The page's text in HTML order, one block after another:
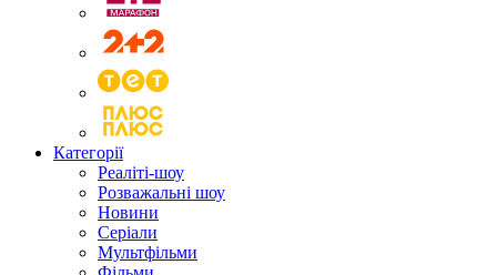
Категорії
Реаліті-шоу
Розважальні шоу
Новини
Серіали
Мультфільми